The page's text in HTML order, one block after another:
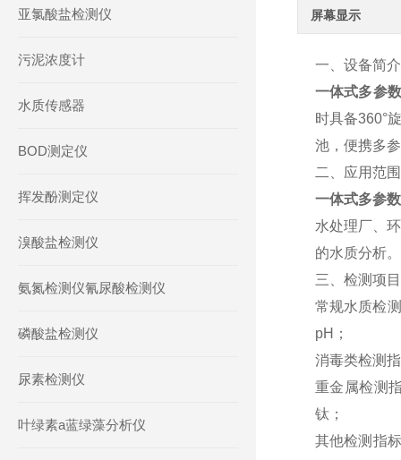
屏幕显示
一、设备简介
一体式多参
时具备360°
池，便携多
二、应用范围
一体式多参
水处理厂、
的水质分析。
三、检测项
常规水质检
pH；
消毒类检测
重金属检测
钛；
其他检测指
亚氯酸盐检测仪
污泥浓度计
水质传感器
BOD测定仪
挥发酚测定仪
溴酸盐检测仪
氨氮检测仪氰尿酸检测仪
磷酸盐检测仪
尿素检测仪
叶绿素a蓝绿藻分析仪